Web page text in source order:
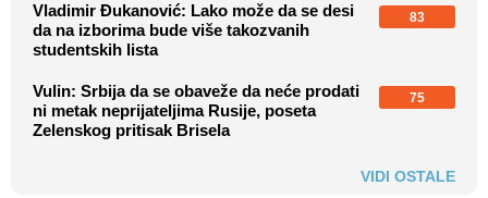
Vladimir Đukanović: Lako može da se desi
da na izborima bude više takozvanih
studentskih lista
83
Vulin: Srbija da se obaveže da neće prodati
ni metak neprijateljima Rusije, poseta
Zelenskog pritisak Brisela
75
VIDI OSTALE